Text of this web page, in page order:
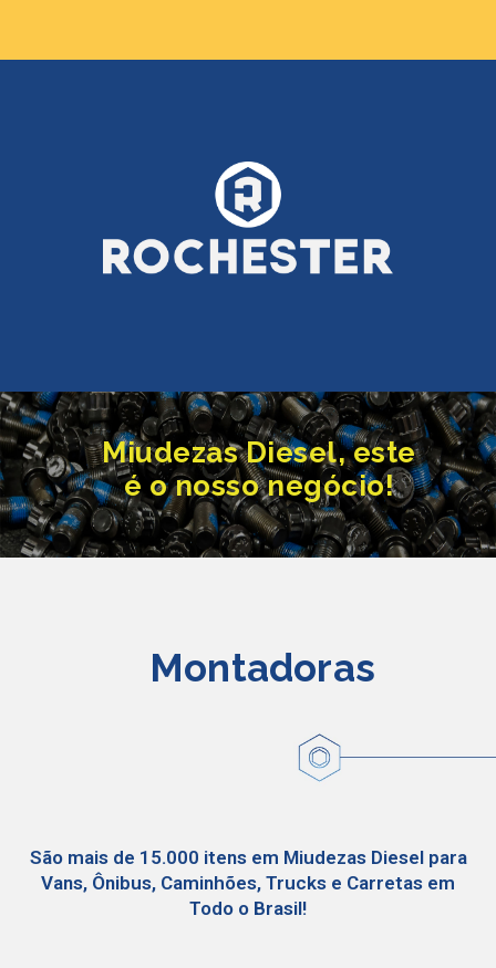
Miudezas Diesel, este
é o nosso negócio!
Montadoras
São mais de 15.000 itens em Miudezas Diesel para
Vans, Ônibus, Caminhões, Trucks e Carretas em
Todo o Brasil!